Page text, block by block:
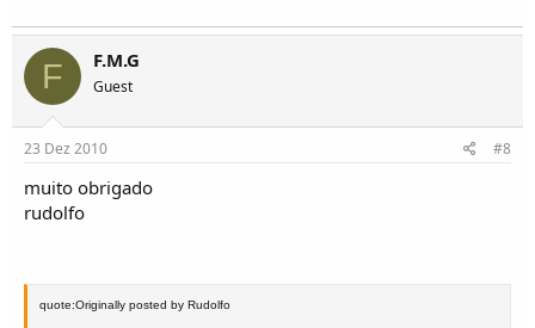
F F.M.G
Guest
23 Dez 2010 #8
muito obrigado
rudolfo
quote:Originally posted by Rudolfo